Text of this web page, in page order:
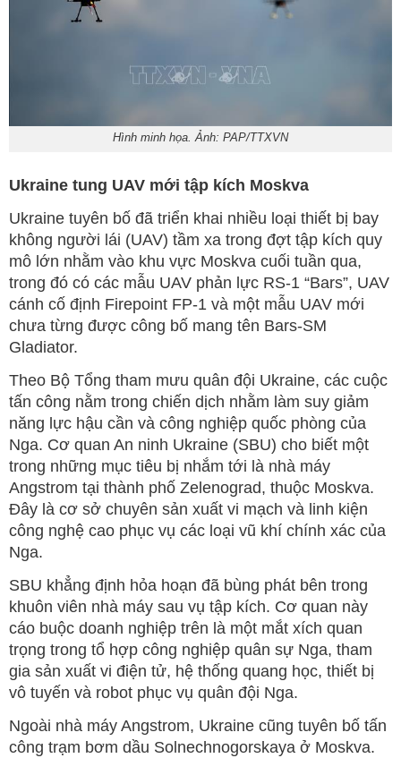
Hình minh họa. Ảnh: PAP/TTXVN
Ukraine tung UAV mới tập kích Moskva
Ukraine tuyên bố đã triển khai nhiều loại thiết bị bay
không người lái (UAV) tầm xa trong đợt tập kích quy
mô lớn nhằm vào khu vực Moskva cuối tuần qua,
trong đó có các mẫu UAV phản lực RS-1 “Bars”, UAV
cánh cố định Firepoint FP-1 và một mẫu UAV mới
chưa từng được công bố mang tên Bars-SM
Gladiator.
Theo Bộ Tổng tham mưu quân đội Ukraine, các cuộc
tấn công nằm trong chiến dịch nhằm làm suy giảm
năng lực hậu cần và công nghiệp quốc phòng của
Nga. Cơ quan An ninh Ukraine (SBU) cho biết một
trong những mục tiêu bị nhắm tới là nhà máy
Angstrom tại thành phố Zelenograd, thuộc Moskva.
Đây là cơ sở chuyên sản xuất vi mạch và linh kiện
công nghệ cao phục vụ các loại vũ khí chính xác của
Nga.
SBU khẳng định hỏa hoạn đã bùng phát bên trong
khuôn viên nhà máy sau vụ tập kích. Cơ quan này
cáo buộc doanh nghiệp trên là một mắt xích quan
trọng trong tổ hợp công nghiệp quân sự Nga, tham
gia sản xuất vi điện tử, hệ thống quang học, thiết bị
vô tuyến và robot phục vụ quân đội Nga.
Ngoài nhà máy Angstrom, Ukraine cũng tuyên bố tấn
công trạm bơm dầu Solnechnogorskaya ở Moskva.